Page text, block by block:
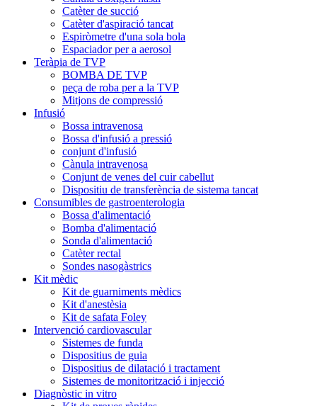
Catèter de succió
Catèter d'aspiració tancat
Espiròmetre d'una sola bola
Espaciador per a aerosol
Teràpia de TVP
BOMBA DE TVP
peça de roba per a la TVP
Mitjons de compressió
Infusió
Bossa intravenosa
Bossa d'infusió a pressió
conjunt d'infusió
Cànula intravenosa
Conjunt de venes del cuir cabellut
Dispositiu de transferència de sistema tancat
Consumibles de gastroenterologia
Bossa d'alimentació
Bomba d'alimentació
Sonda d'alimentació
Catèter rectal
Sondes nasogàstrics
Kit mèdic
Kit de guarniments mèdics
Kit d'anestèsia
Kit de safata Foley
Intervenció cardiovascular
Sistemes de funda
Dispositius de guia
Dispositius de dilatació i tractament
Sistemes de monitorització i injecció
Diagnòstic in vitro